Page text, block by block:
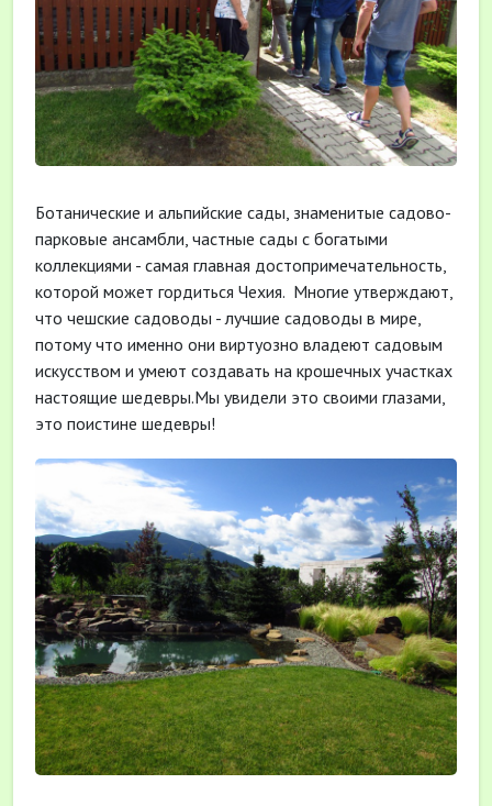
Ботанические и альпийские сады, знаменитые садово-
парковые ансамбли, частные сады с богатыми
коллекциями - самая главная достопримечательность,
которой может гордиться Чехия. Многие утверждают,
что чешские садоводы - лучшие садоводы в мире,
потому что именно они виртуозно владеют садовым
искусством и умеют создавать на крошечных участках
настоящие шедевры.Мы увидели это своими глазами,
это поистине шедевры!